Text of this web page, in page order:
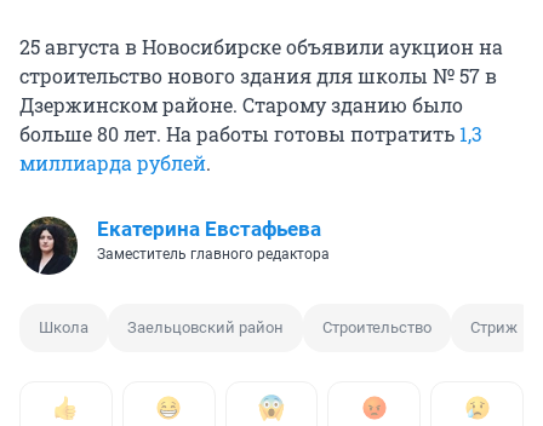
25 августа в Новосибирске объявили аукцион на
строительство нового здания для школы № 57 в
Дзержинском районе. Старому зданию было
больше 80 лет. На работы готовы потратить 1,3
миллиарда рублей.
Екатерина Евстафьева
Заместитель главного редактора
Школа Заельцовский район Строительство Стриж